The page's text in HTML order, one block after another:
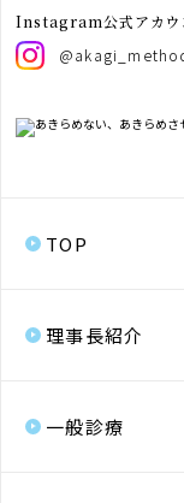
Instagram公式アカウ
TOP
理事長紹介
一般診療